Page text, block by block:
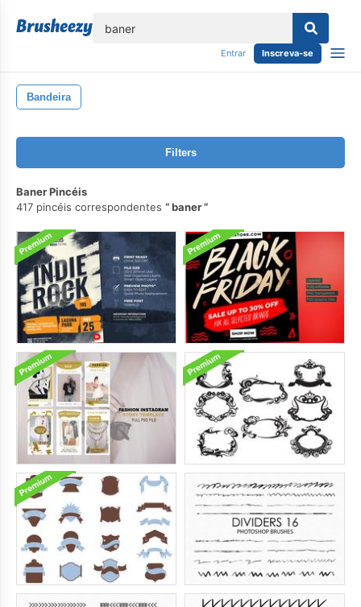
Entrar Inscreva-se
Bandeira
Filters
Baner Pincéis
417 pincéis correspondentes
baner